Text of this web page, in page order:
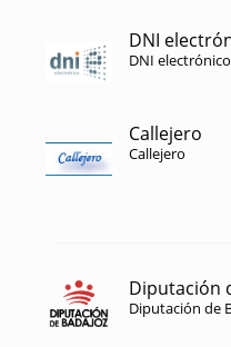
DNI
DNI electrónico
Callejero
Callejero
Diputación
Diputación de